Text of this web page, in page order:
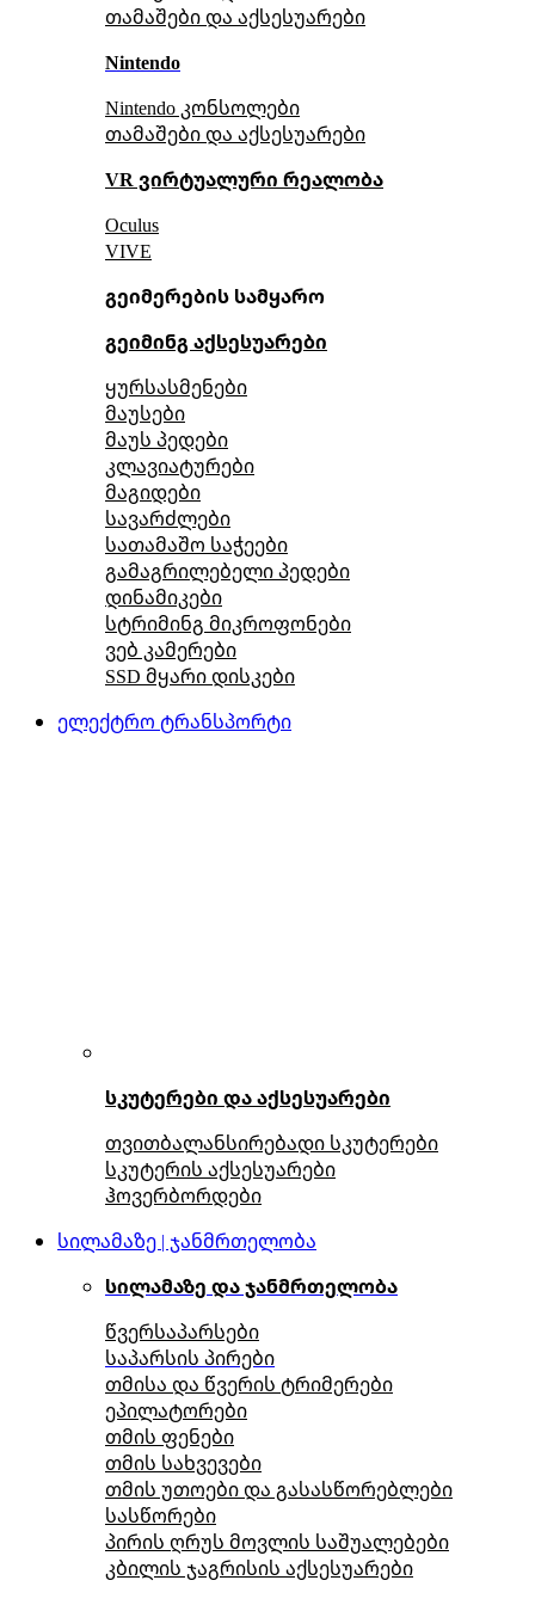
თამაშები და აქსესუარები
Nintendo
Nintendo კონსოლები
თამაშები და აქსესუარები
VR ვირტუალური რეალობა
Oculus
VIVE
გეიმერების სამყარო
გეიმინგ აქსესუარები
ყურსასმენები
მაუსები
მაუს პედები
კლავიატურები
მაგიდები
სავარძლები
სათამაშო საჭეები
გამაგრილებელი პედები
დინამიკები
სტრიმინგ მიკროფონები
ვებ კამერები
SSD მყარი დისკები
ელექტრო ტრანსპორტი
სკუტერები და აქსესუარები
თვითბალანსირებადი სკუტერები
სკუტერის აქსესუარები
ჰოვერბორდები
სილამაზე | ჯანმრთელობა
სილამაზე და ჯანმრთელობა
წვერსაპარსები
საპარსის პირები
თმისა და წვერის ტრიმერები
ეპილატორები
თმის ფენები
თმის სახვევები
თმის უთოები და გასასწორებლები
სასწორები
პირის ღრუს მოვლის საშუალებები
კბილის ჯაგრისის აქსესუარები